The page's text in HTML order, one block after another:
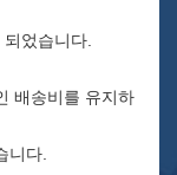
었습니다.
배송비를 유지하
니다.